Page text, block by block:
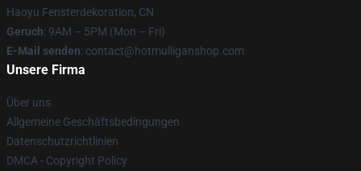
Haoyu Fensterdekoration, CN
Geruch: 9AM – 5PM (Mon – Fri)
E-Mail senden: contact@hotmulliganshop.com
Unsere Firma
Über uns
Allgemeine Geschäftsbedingungen
Datenschutzrichtlinien
DMCA - Copyright Policy